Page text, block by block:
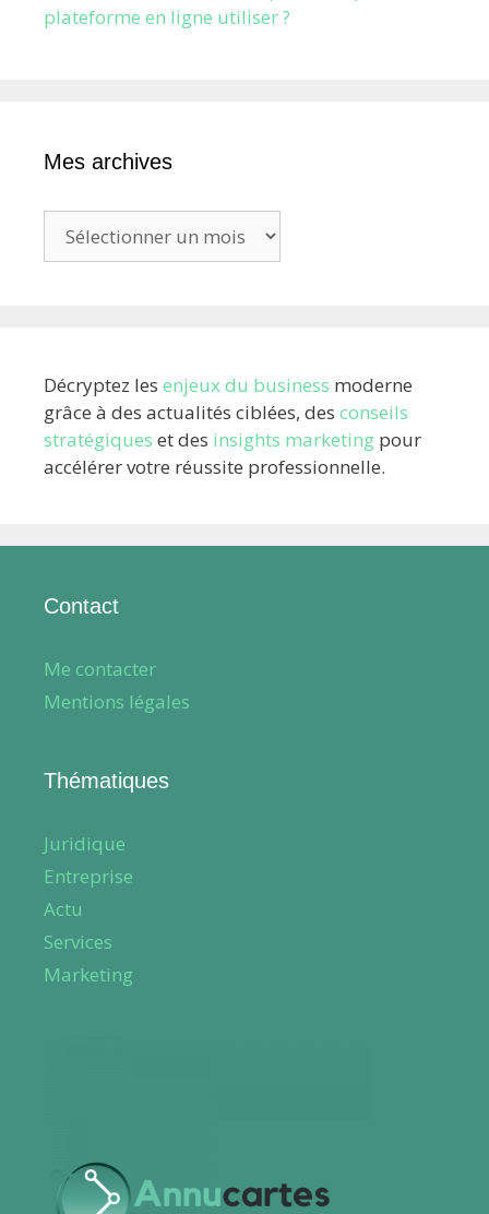
plateforme en ligne utiliser ?
Mes archives
archives
Décryptez les enjeux du business moderne
grâce à des actualités ciblées, des conseils
stratégiques et des insights marketing pour
accélérer votre réussite professionnelle.
Contact
Me contacter
Mentions légales
Thématiques
Juridique
Entreprise
Actu
Services
Marketing